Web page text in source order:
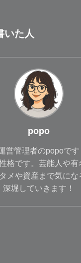
いた人
popo
営管理者のpopoで
格です。芸能人や有
メや資産まで気にな
深堀していきます！